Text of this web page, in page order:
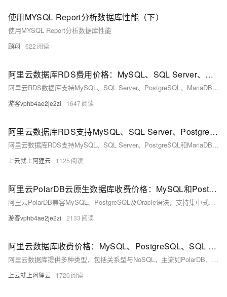
使用MYSQL Report分析数据库性能（下）
使用MYSQL Report分析数据库性能
顾翔 622
阿里云数据库RDS费用价格：MySQL、SQL Server、PostgreSQL和MariaDB引擎收费标准
阿里云RDS数据库支持MySQL、SQL Server、PostgreSQL、MariaDB，多种引擎优惠上线！MySQL倚天版88元/年，SQL Server 2核4G仅299元/年，PostgreSQL 227元/年起。高可用、可弹性伸缩，安全稳定。详情见官网活动页。
游客vphb4ae2je2zi 1647
阿里云数据库RDS支持MySQL、SQL Server、PostgreSQL和MariaDB引擎
阿里云数据库RDS支持MySQL、SQL Server、PostgreSQL和MariaDB引擎，提供高性价比、稳定安全的云数据库服务，适用于多种行业与业务场景。
上云就上阿狸云 1125
阿里云PolarDB云原生数据库收费价格：MySQL和PostgreSQL详细介绍
阿里云PolarDB兼容MySQL、PostgreSQL及Oracle语法，支持集中式与分布式架构。标准版2核4G年费1116元起，企业版最高性能达4核16G，支持HTAP与多级高可用，广泛应用于金融、政务、互联网等领域，TCO成本降低50%。
游客vphb4ae2je2zi 2133
阿里云数据库收费价格：MySQL、PostgreSQL、SQL Server和MariaDB引擎费用整理
阿里云数据库提供多种类型，包括关系型与NoSQL，主流如PolarDB、RDS MySQL/PostgreSQL、Redis等。价格低至21元/月起，支持按需付费与优惠套餐，适用于各类应用场景。
上云就上阿狸云 1720